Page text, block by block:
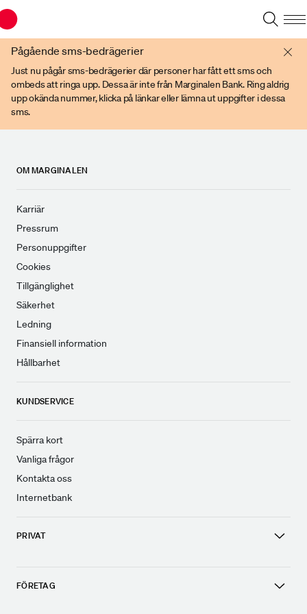
Pågående sms-bedrägerier
Just nu pågår sms-bedrägerier där personer har fått ett sms och
ombeds att ringa upp. Dessa är inte från Marginalen Bank. Ring aldrig
upp okända nummer, klicka på länkar eller lämna ut uppgifter i dessa
sms.
OM MARGINALEN
Karriär
Pressrum
Personuppgifter
Cookies
Tillgänglighet
Säkerhet
Ledning
Finansiell information
Hållbarhet
KUNDSERVICE
Spärra kort
Vanliga frågor
Kontakta oss
Internetbank
PRIVAT
FÖRETAG
Du har en gammal webbläsare. Vänligen använd senare versioner av t ex